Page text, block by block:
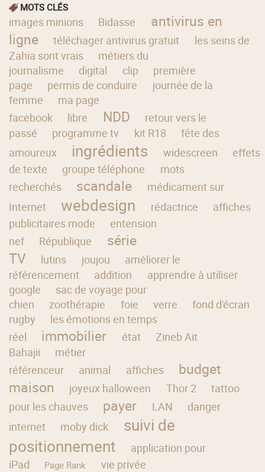
MOTS CLÉS
images minions Bidasse
antivirus en
ligne
téléchager antivirus gratuit
les seins de
Zahia sont vrais
métiers du
journalisme
digital clip
première
page
permis de conduire
journée de la
femme
ma page
facebook
libre NDD
retour vers le
passé
programme tv kit R18
fête des
amoureux
ingrédients widescreen
effets
de texte
groupe téléphone
mots
recherchés
scandale
médicament sur
Internet
webdesign rédactrice
affiches
publicitaires mode
entension
nef
République
série
TV
lutins joujou
améliorer le
référencement
addition
apprendre à utiliser
google
sac de voyage pour
chien
zoothérapie foie verre
fond d'écran
rugby
les émotions en temps
réel
immobilier état
Zineb Ait
Bahajii
métier
référenceur
animal affiches
budget
maison
joyeux halloween Thor 2
tattoo
pour les chauves
payer LAN
danger
internet
moby dick
suivi de
positionnement
application pour
iPad
Page Rank vie privée